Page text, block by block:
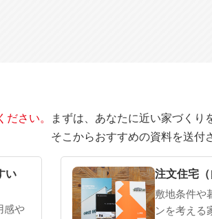
さい。
まずは、あなたに近い家づくり
そこからおすすめの資料を送付
何も決まっていない
い
感や
注文住宅（
敷地条件や
ンを考える